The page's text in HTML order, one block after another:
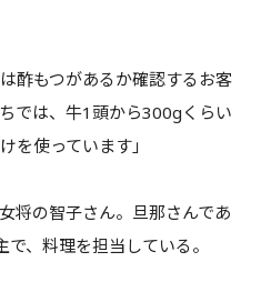
酢もつがあるか確認するお客
では、牛1頭から300gくらい
を使っています」
将の智子さん。旦那さんであ
、料理を担当している。